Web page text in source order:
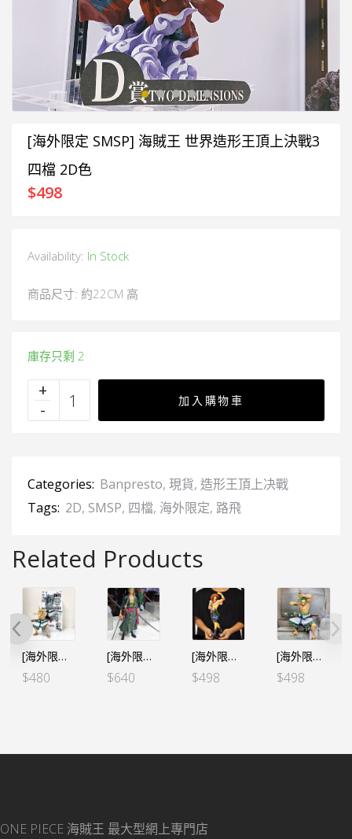
[海外限定 SMSP] 海賊王 世界造形王頂上決戰3
四檔 2D色
$498
Availability: In Stock
商品尺寸: 約22CM 高
庫存只剩 2
加入購物車
Categories: Banpresto, 現貨, 造形王頂上决戰
Tags: 2D, SMSP, 四檔, 海外限定, 路飛
Related Products
[海外限定 SMSP] 海賊王 世界造形王頂上決戰3 卓洛 THE BRUSH
$480
[海外限定 SMSP] 海賊王 PREMIUM – 卓洛 THE ANIME
$640
[海外限定 SMSP] 海賊王 世界造形王頂上決戰3 艾斯 2D色
$498
[海外限定 SMSP] 海賊王 世界造形王頂上決戰3 卓洛 2D色
$498
ONE PIECE 海賊王 最大型網上專門店